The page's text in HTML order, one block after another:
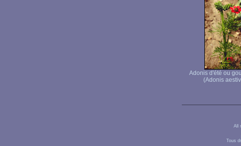
Adonis d'été ou
(Adonis
All
Tous